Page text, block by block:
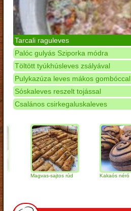
Tarcali raguleves
Palóc gulyás Sziporka módra
Töltött tyúkhúsleves zsályával
Pulykazúza leves mákos gombóccal
Sóskaleves reszelt tojással
Csalános csirkegaluskaleves
Magvas-sajtos rúd Kakaós néró